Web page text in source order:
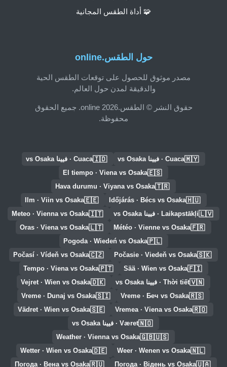
حول الطقس.online
مصدر موثوق للحصول على توقعات الطقس الحية
والدقيقة لمدن حول العالم.
حقوق النشر © الطقس.online 2026. جميع الحقوق
محفوظة.
🧩 أداة الطقس المجانية
🇲🇾Cuaca · فيينا vs Osaka 🇮🇩Cuaca · فيينا vs Osaka
🇪🇸
El tiempo · Viena vs Osaka
🇹🇷
Hava durumu · Viyana vs Osaka
🇭🇺
Időjárás · Bécs vs Osaka
🇪🇪
Ilm · Viin vs Osaka
🇱🇻Laikapstākļi · فيينا vs Osaka 🇮🇹
Meteo · Vienna vs Osaka
🇫🇷
Météo · Vienne vs Osaka
🇱🇹
Oras · Viena vs Osaka
🇵🇱
Pogoda · Wiedeń vs Osaka
🇸🇰
Počasie · Viedeň vs Osaka
🇨🇿
Počasí · Vídeň vs Osaka
🇫🇮
Sää · Wien vs Osaka
🇵🇹
Tempo · Viena vs Osaka
🇻🇳Thời tiết · فيينا vs Osaka 🇩🇰
Vejret · Wien vs Osaka
🇷🇸
Vreme · Беч vs Osaka
🇸🇮
Vreme · Dunaj vs Osaka
🇷🇴
Vremea · Viena vs Osaka
🇸🇪
Vädret · Wien vs Osaka
🇳🇴Været · فيينا vs Osaka
🇬🇧🇺🇸
Weather · Vienna vs Osaka
🇳🇱
Weer · Wenen vs Osaka
🇩🇪
Wetter · Wien vs Osaka
🇺🇦
Погода · Відень vs Osaka
🇷🇺
Погода · Вена vs Osaka